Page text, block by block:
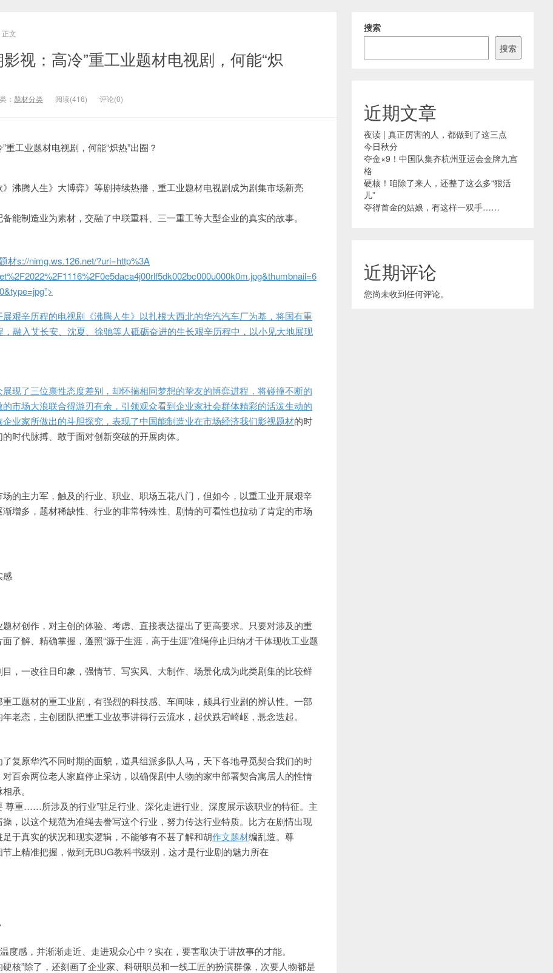
正文
视：高冷”重工业题材电视剧，何能“炽
： 题材分类 阅读(416) 评论(0)
工业题材电视剧，何能“炽热”出圈？
沸腾人生》大博弈》等剧持续热播，重工业题材电视剧成为剧集市场新亮
能制造业为素材，交融了中联重科、三一重工等大型企业的真实的故事。
材s://nimg.ws.126.net/?url=http%3A
艰辛历程的电视剧《沸腾人生》以扎根大西北的华汽汽车厂为基，将国有重
融入艾长安、沈夏、徐驰等人砥砺奋进的生长艰辛历程中，以小见大地展现
现了三位禀性态度差别，却怀揣相同梦想的挚友的博弈进程，将碰撞不断的
市场大浪联合得游刃有余，引领观众看到企业家社会群体精彩的活泼生动的
业家所做出的斗胆探究，表现了中国能制造业在市场经济我们影视题材的时
时代脉搏、敢于面对创新突破的开展肉体。
场的主力军，触及的行业、职业、职场五花八门，但如今，以重工业开展艰辛
增多，题材稀缺性、行业的非常特殊性、剧情的可看性也拉动了肯定的市场
感
材创作，对主创的体验、考虑、直接表达提出了更高要求。只要对涉及的重
了解、精确掌握，遵照“源于生涯，高于生涯”准绳停止归纳才干体现收工业题
，一改往日印象，强情节、写实风、大制作、场景化成为此类剧集的比较鲜
工题材的重工业剧，有强烈的科技感、车间味，颇具行业剧的辨认性。一部
老态，主创团队把重工业故事讲得行云流水，起伏跌宕崎岖，悬念迭起。
复原华汽不同时期的面貌，道具组派多队人马，天下各地寻觅契合我们的时
百余两位老人家庭停止采访，以确保剧中人物的家中部署契合寓居人的性情
承。
尊重……所涉及的行业”驻足行业、深化走进行业、深度展示该职业的特征。主
，以这个规范为准绳去誊写这个行业，努力传达行业特质。比方在剧情出现
足于真实的状况和现实逻辑，不能够有不甚了解和胡作文题材编乱造。尊
上精准把握，做到无BUG教科书级别，这才是行业剧的魅力所在
度感，并渐渐走近、走进观众心中？实在，要害取决于讲故事的才能。
核”除了，还刻画了企业家、科研职员和一线工匠的扮演群像，次要人物都是
搜索
搜索
近期文章
夜读 | 真正厉害的人，都做到了这三点
今日秋分
夺金×9！中国队集齐杭州亚运会金牌九宫
格
硬核！咱除了来人，还整了这么多“狠活
儿”
夺得首金的姑娘，有这样一双手……
近期评论
您尚未收到任何评论。